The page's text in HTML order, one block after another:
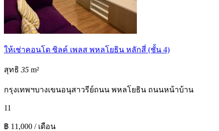
ให้เช่าคอนโด ซิลค์ เพลส พหลโยธิน หลักสี่ (ชั้น 4)
สุทธิ 35 m²
กรุงเทพฯบางเขนอนุสาวรีย์ถนน พหลโยธิน ถนนหน้าบ้าน
11
฿ 11,000 / เดือน